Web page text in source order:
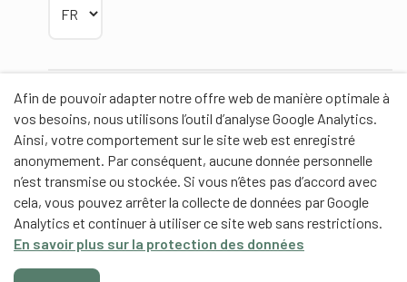
Afin de pouvoir adapter notre offre web de manière optimale à
vos besoins, nous utilisons l’outil d’analyse Google Analytics.
Ainsi, votre comportement sur le site web est enregistré
anonymement. Par conséquent, aucune donnée personnelle
n’est transmise ou stockée. Si vous n’êtes pas d’accord avec
cela, vous pouvez arrêter la collecte de données par Google
Analytics et continuer à utiliser ce site web sans restrictions.
En savoir plus sur la protection des données
Partenaires
Partenaires de contenus
Haute école fédérale de sport de Macolin HEFSM